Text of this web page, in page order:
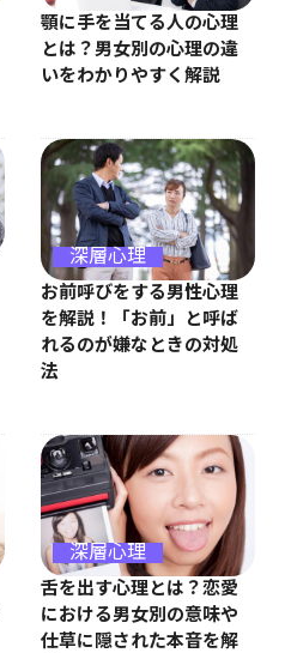
顎に手を当てる人の心理
とは？男女別の心理の違
いをわかりやすく解説
深層心理
お前呼びをする男性心理
を解説！「お前」と呼ば
れるのが嫌なときの対処
法
深層心理
舌を出す心理とは？恋愛
における男女別の意味や
仕草に隠された本音を解